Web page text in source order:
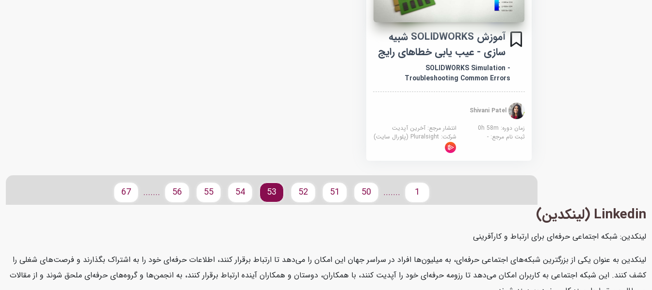
آموزش SOLIDWORKS شبیه
سازی - عیب یابی خطاهای رایج
SOLIDWORKS Simulation -
Troubleshooting Common Errors
زمان دوره: 0h 58m
انتشار مرجع: آخرین آپدیت
ثبت نام مرجع: - شرکت: Pluralsight (پلورال سایت)
1
.......
50
51
52
53
54
55
56
.......
67
Linkedin (لینکدین)
لینکدین: شبکه اجتماعی حرفه‌ای برای ارتباط و کارآفرینی
لینکدین به عنوان یکی از بزرگترین شبکه‌های اجتماعی حرفه‌ای، به میلیون‌ها افراد در سراسر جهان این امکان را می‌دهد تا ارتباط برقرار کنند، اطلاعات حرفه‌ای خود را به اشتراک بگذارند و فرصت‌های شغلی را
کشف کنند. این شبکه اجتماعی به کاربران امکان می‌دهد تا رزومه حرفه‌ای خود را آپدیت کنند، با همکاران، دوستان و همکاران آینده ارتباط برقرار کنند، به انجمن‌ها و گروه‌های حرفه‌ای ملحق شوند و از مقالات